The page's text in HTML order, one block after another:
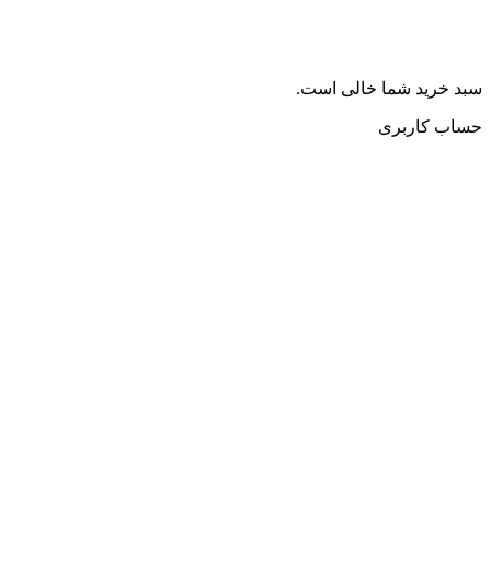
سبد خرید شما خالی است.
حساب کاربری